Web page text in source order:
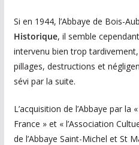
Si en 1944, l’Abbaye de Bois-
Historique, il semble
intervenu bien trop
pillages, destructions et
sévi par la suite.
L’acquisition de l’Abbaye par la
France » et « l’Association
de l’Abbaye Saint-Michel et St